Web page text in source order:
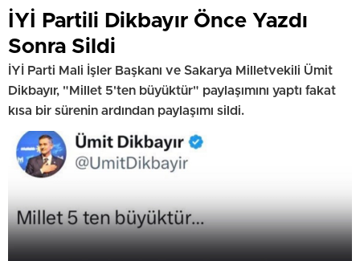
İYİ Partili Dikbayır Önce Yazdı
Sonra Sildi
İYİ Parti Mali İşler Başkanı ve Sakarya Milletvekili Ümit
Dikbayır, "Millet 5'ten büyüktür" paylaşımını yaptı fakat
kısa bir sürenin ardından paylaşımı sildi.